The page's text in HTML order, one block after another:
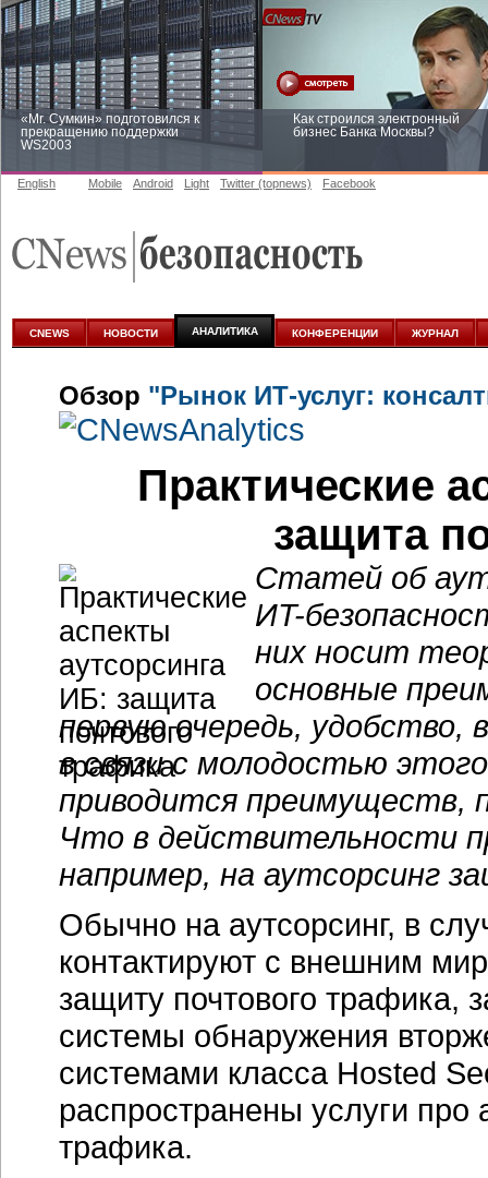
«Mr. Сумкин» подготовился к
прекращению поддержки
WS2003
Как строился электронный
бизнес Банка Москвы?
аналитике
English Mobile Android Light Twitter (topnews) Facebook
CNEWS НОВОСТИ АНАЛИТИКА КОНФЕРЕНЦИИ ЖУРНАЛ
Обзор "Рынок ИТ-услуг:
Практические
защита
Статей об
ИT-
них носит
основные
первую очередь,
в связи с молодостью
приводится преимуществ,
Что в действительности
например, на аутсорсинг
Обычно на аутсорсинг, в
контактируют с внешним
защиту почтового трафика,
системы обнаружения
системами класса Hosted
распространены услуги про
трафика.